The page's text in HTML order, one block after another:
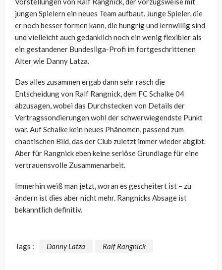
jungen Spielern ein neues Team aufbaut. Junge Spieler, die
er noch besser formen kann, die hungrig und lernwillig sind
und vielleicht auch gedanklich noch ein wenig flexibler als
ein gestandener Bundesliga-Profi im fortgeschrittenen
Alter wie Danny Latza.
Das alles zusammen ergab dann sehr rasch die
Entscheidung von Ralf Rangnick, dem FC Schalke 04
abzusagen, wobei das Durchstecken von Details der
Vertragssondierungen wohl der schwerwiegendste Punkt
war. Auf Schalke kein neues Phänomen, passend zum
chaotischen Bild, das der Club zuletzt immer wieder abgibt.
Aber für Rangnick eben keine seriöse Grundlage für eine
vertrauensvolle Zusammenarbeit.
Immerhin weiß man jetzt, woran es gescheitert ist – zu
ändern ist dies aber nicht mehr. Rangnicks Absage ist
bekanntlich definitiv.
Tags : Danny Latza Ralf Rangnick